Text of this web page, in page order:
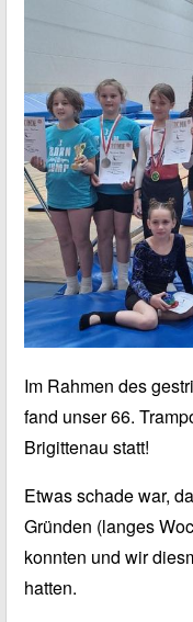
Im Rahmen des
fand unser 66.
Brigittenau statt!
Etwas schade war,
Gründen (langes
konnten und wir
hatten.